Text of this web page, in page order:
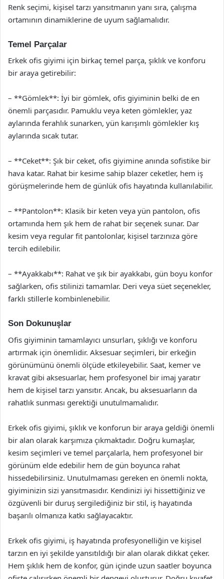
Renk seçimi, kişisel tarzı yansıtmanın yanı sıra, çalışma
ortamının dinamiklerine de uyum sağlamalıdır.
Temel Parçalar
Erkek ofis giyimi için birkaç temel parça, şıklık ve konforu
bir araya getirebilir:
– **Gömlek**: İyi bir gömlek, ofis giyiminin belki de en
önemli parçasıdır. Pamuklu veya keten gömlekler, yaz
aylarında ferahlık sunarken, yün karışımlı gömlekler kış
aylarında sıcak tutar.
– **Ceket**: Şık bir ceket, ofis giyimine anında sofistike bir
hava katar. Rahat bir kesime sahip blazer ceketler, hem iş
görüşmelerinde hem de günlük ofis hayatında kullanılabilir.
– **Pantolon**: Klasik bir keten veya yün pantolon, ofis
ortamında hem şık hem de rahat bir seçenek sunar. Dar
kesim veya regular fit pantolonlar, kişisel tarzınıza göre
tercih edilebilir.
– **Ayakkabı**: Rahat ve şık bir ayakkabı, gün boyu konfor
sağlarken, ofis stilinizi tamamlar. Deri veya süet seçenekler,
farklı stillerle kombinlenebilir.
Son Dokunuşlar
Ofis giyiminin tamamlayıcı unsurları, şıklığı ve konforu
artırmak için önemlidir. Aksesuar seçimleri, bir erkeğin
görünümünü önemli ölçüde etkileyebilir. Saat, kemer ve
kravat gibi aksesuarlar, hem profesyonel bir imaj yaratır
hem de kişisel tarzı yansıtır. Ancak, bu aksesuarların da
rahatlık sunması gerektiği unutulmamalıdır.
Erkek ofis giyimi, şıklık ve konforun bir araya geldiği önemli
bir alan olarak karşımıza çıkmaktadır. Doğru kumaşlar,
kesim seçimleri ve temel parçalarla, hem profesyonel bir
görünüm elde edebilir hem de gün boyunca rahat
hissedebilirsiniz. Unutulmaması gereken en önemli nokta,
giyiminizin sizi yansıtmasıdır. Kendinizi iyi hissettiğiniz ve
özgüvenli bir duruş sergilediğiniz bir stil, iş hayatında
başarılı olmanıza katkı sağlayacaktır.
Erkek ofis giyimi, iş hayatında profesyonelliğin ve kişisel
tarzın en iyi şekilde yansıtıldığı bir alan olarak dikkat çeker.
Hem şıklık hem de konfor, gün içinde uzun saatler boyunca